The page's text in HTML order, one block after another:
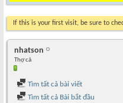
If this is your first visit, be sure to
nhatson
Thợ cả
Tìm tất cả bài viết
Tìm tất cả Bài bắt đầu